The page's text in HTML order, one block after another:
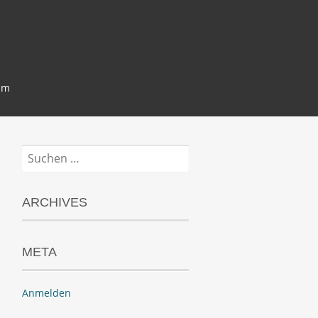
Suchen
nach:
ARCHIVES
META
Anmelden